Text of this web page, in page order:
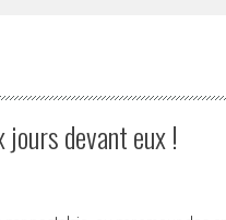
devant eux !